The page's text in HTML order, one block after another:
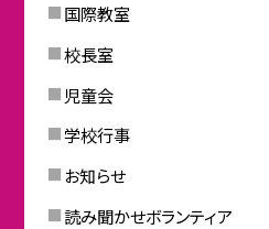
国際教室
校長室
児童会
学校行事
お知らせ
読み聞かせボランティア